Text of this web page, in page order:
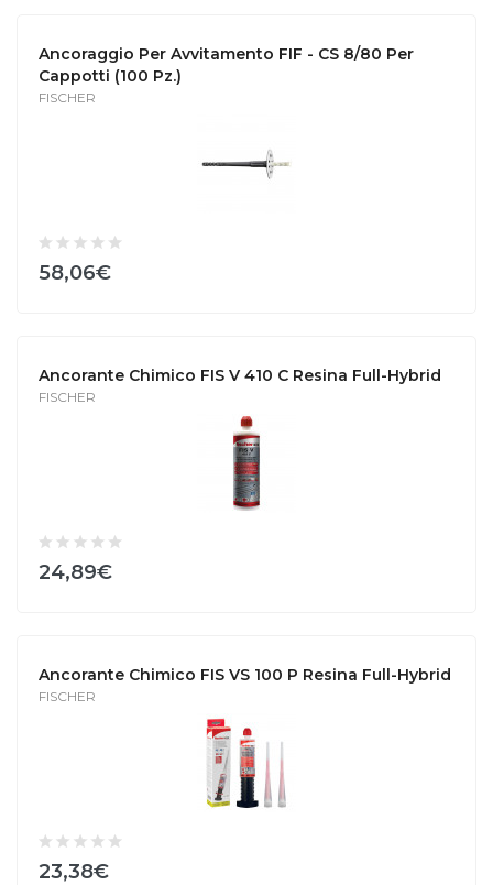
Ancoraggio Per Avvitamento FIF - CS 8/80 Per
Cappotti (100 Pz.)
FISCHER
58,06€
Ancorante Chimico FIS V 410 C Resina Full-Hybrid
FISCHER
24,89€
Ancorante Chimico FIS VS 100 P Resina Full-Hybrid
FISCHER
23,38€